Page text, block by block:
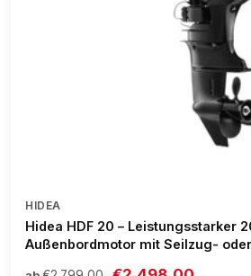
HIDEA
Hidea HDF 20 – Leistungsstarker
Außenbordmotor mit Seilzug-